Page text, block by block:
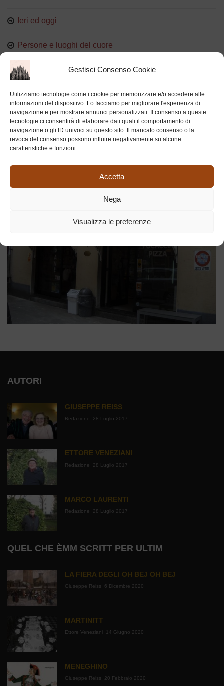
Gestisci Consenso Cookie
Utilizziamo tecnologie come i cookie per memorizzare e/o accedere alle
informazioni del dispositivo. Lo facciamo per migliorare l'esperienza di
navigazione e per mostrare annunci personalizzati. Il consenso a queste
tecnologie ci consentirà di elaborare dati quali il comportamento di
navigazione o gli ID univoci su questo sito. Il mancato consenso o la
revoca del consenso possono influire negativamente su alcune
caratteristiche e funzioni.
Accetta
Nega
Visualizza le preferenze
Ieri ed oggi
Persone e luoghi del cuore
Proverbi e modi di dire
Ricordi
BOTTEGHE STORICHE MILANESI
AUTORI
GIUSEPPE REISS
Redazione 28 Luglio 2017
ETTORE VENEZIANI
Redazione 28 Luglio 2017
MARCO LAURENTI
Redazione 28 Luglio 2017
QUEL CHE ÈMM SCRITT PER ULTIM
LA FIERA DEGLI OH BEJ OH BEJ
Giuseppe Reiss 6 Dicembre 2020
MARTINITT
Ettore Veneziani 14 Giugno 2020
MENEGHINO
Giuseppe Reiss 20 Febbraio 2020